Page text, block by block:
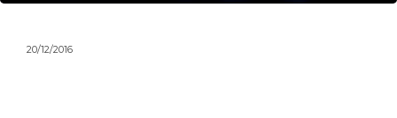
20/12/2016